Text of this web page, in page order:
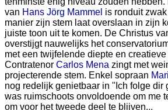
van Hans Jörg Mammel is ronduit
manier zijn stem laat overslaan in zijn
juiste toon uit te komen. De Christus
overstijgt nauwelijks het
met een twijfelende diepte en
Contratenor Carlos Mena zingt met
projecterende stem. Enkel sopraan
nog redelijk genietbaar in "Ich folge dir
was ruimschoots onvoldoende om me
om voor het tweede deel te blijven...